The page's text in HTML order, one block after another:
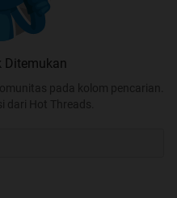
Ditemukan
pada kolom pencarian.
dari Hot Threads.